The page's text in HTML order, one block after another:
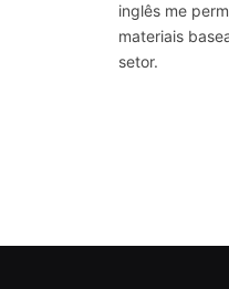
inglês me
materiais
setor.